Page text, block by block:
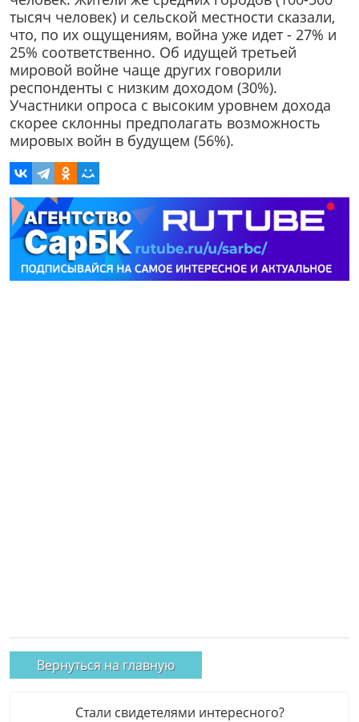
тысяч человек) и сельской местности сказали,
что, по их ощущениям, война уже идет - 27% и
25% соответственно. Об идущей третьей
мировой войне чаще других говорили
респонденты с низким доходом (30%).
Участники опроса с высоким уровнем дохода
скорее склонны предполагать возможность
мировых войн в будущем (56%).
Вернуться на главную
Стали свидетелями интересного?